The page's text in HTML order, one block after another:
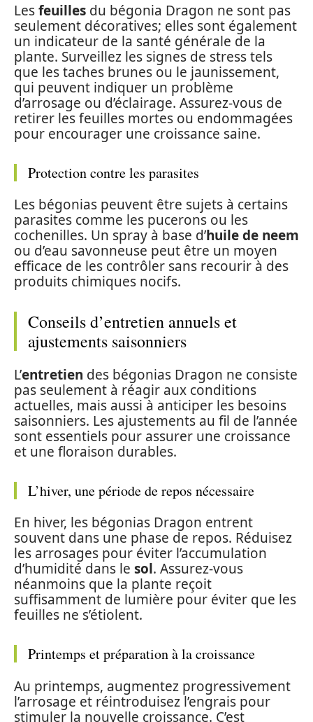
Lesfeuilles du bégonia Dragon ne sont pas
seulement décoratives; elles sont également
un indicateur de la santé générale de la
plante. Surveillez les signes de stress tels
que les taches brunes ou le jaunissement,
qui peuvent indiquer un problème
d’arrosage ou d’éclairage. Assurez-vous de
retirer les feuilles mortes ou endommagées
pour encourager une croissance saine.
Protection contre les parasites
Les bégonias peuvent être sujets à certains
parasites comme les pucerons ou les
cochenilles. Un spray à base d’huile de neem
ou d’eau savonneuse peut être un moyen
efficace de les contrôler sans recourir à des
produits chimiques nocifs.
Conseils d’entretien annuels et
ajustements saisonniers
L’entretien des bégonias Dragon ne consiste
pas seulement à réagir aux conditions
actuelles, mais aussi à anticiper les besoins
saisonniers. Les ajustements au fil de l’année
sont essentiels pour assurer une croissance
et une floraison durables.
L’hiver, une période de repos nécessaire
En hiver, les bégonias Dragon entrent
souvent dans une phase de repos. Réduisez
les arrosages pour éviter l’accumulation
d’humidité dans le sol. Assurez-vous
néanmoins que la plante reçoit
suffisamment de lumière pour éviter que les
feuilles ne s’étiolent.
Printemps et préparation à la croissance
Au printemps, augmentez progressivement
l’arrosage et réintroduisez l’engrais pour
stimuler la nouvelle croissance. C’est